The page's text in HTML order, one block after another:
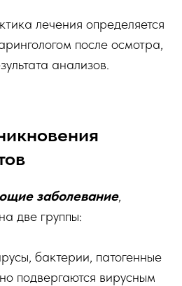
лечения определяется
после осмотра,
анализов.
заболевание,
две группы:
бактерии, патогенные
подвергаются вирусным